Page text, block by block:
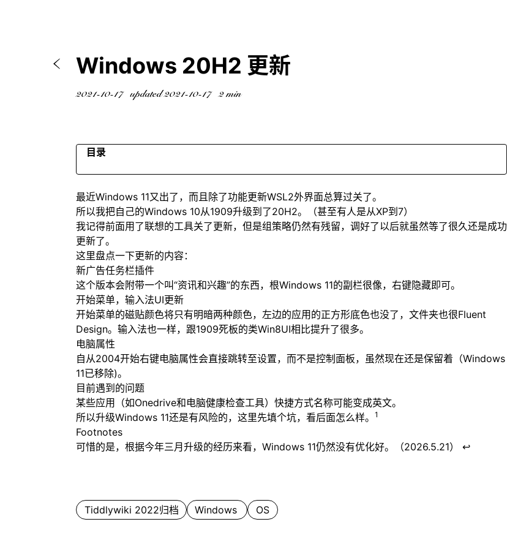
Windows 20H2 更新
2021-10-17 updated 2021-10-17 2 min
目录
开始菜单，输入法UI更新
电脑属性
目前遇到的问题
Footnotes
最近Windows 11又出了，而且除了功能更新WSL2外界面总算过关了。
所以我把自己的Windows 10从1909升级到了20H2。（甚至有人是从XP到7）
我记得前面用了联想的工具关了更新，但是组策略仍然有残留，调好了以后就虽然等了很久还是成功
更新了。
这里盘点一下更新的内容：
新广告任务栏插件
这个版本会附带一个叫“资讯和兴趣”的东西，根Windows 11的副栏很像，右键隐藏即可。
开始菜单，输入法UI更新
开始菜单的磁贴颜色将只有明暗两种颜色，左边的应用的正方形底色也没了，文件夹也很Fluent
Design。输入法也一样，跟1909死板的类Win8UI相比提升了很多。
电脑属性
自从2004开始右键电脑属性会直接跳转至设置，而不是控制面板，虽然现在还是保留着（Windows
11已移除)。
目前遇到的问题
某些应用（如Onedrive和电脑健康检查工具）快捷方式名称可能变成英文。
所以升级Windows 11还是有风险的，这里先填个坑，看后面怎么样。
1
Footnotes
可惜的是，根据今年三月升级的经历来看，Windows 11仍然没有优化好。（2026.5.21） ↩
Tiddlywiki 2022归档 Windows OS